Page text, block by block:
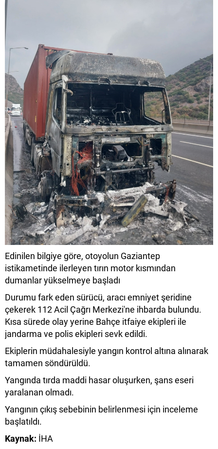
Edinilen bilgiye göre, otoyolun Gaziantep
istikametinde ilerleyen tırın motor kısmından
dumanlar yükselmeye başladı
Durumu fark eden sürücü, aracı emniyet şeridine
çekerek 112 Acil Çağrı Merkezi'ne ihbarda bulundu.
Kısa sürede olay yerine Bahçe itfaiye ekipleri ile
jandarma ve polis ekipleri sevk edildi.
Ekiplerin müdahalesiyle yangın kontrol altına alınarak
tamamen söndürüldü.
Yangında tırda maddi hasar oluşurken, şans eseri
yaralanan olmadı.
Yangının çıkış sebebinin belirlenmesi için inceleme
başlatıldı.
Kaynak: İHA